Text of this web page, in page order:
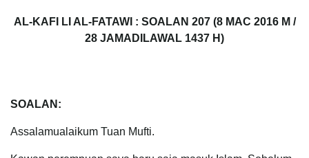
AL-KAFI LI AL-FATAWI : SOALAN 207 (8 MAC 2016 M /
28 JAMADILAWAL 1437 H)
SOALAN:
Assalamualaikum Tuan Mufti.